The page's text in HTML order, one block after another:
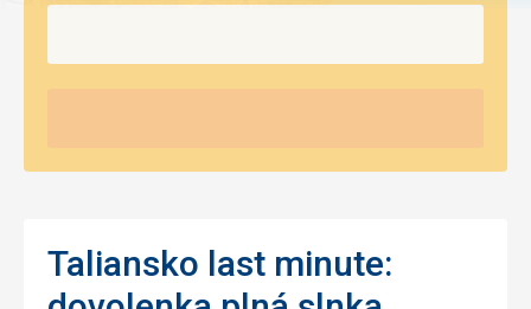
Taliansko last minute: